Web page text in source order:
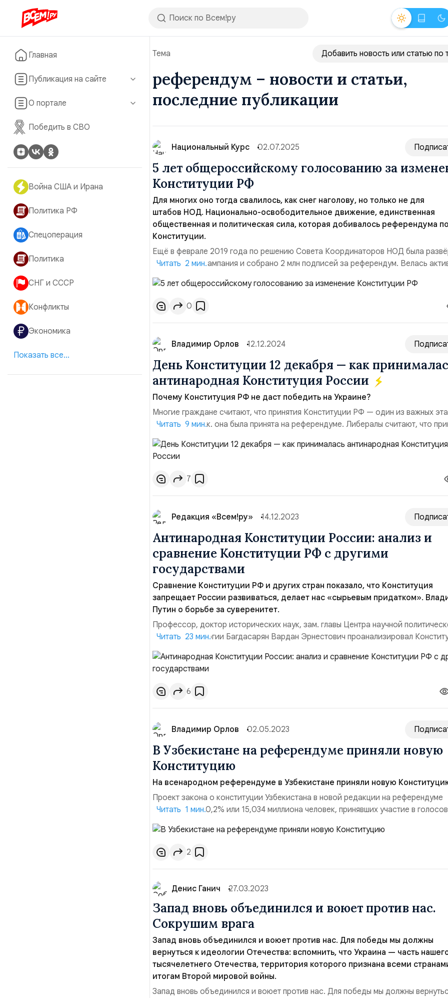
Главная
Публикация на сайте
О портале
Победить в СВО
Война США и Ирана
Политика РФ
Спецоперация
Политика
СНГ и СССР
Конфликты
Экономика
Показать все...
Тема Добавить новость или статью по
референдум – новости и статьи,
последние публикации
Национальный Курс 02.07.2025
5 лет общероссийскому голосованию за
Конституции РФ
Для многих оно тогда свалилось, как снег наголову, но только не для
штабов НОД. Национально-освободительное движение, единственная
общественная и политическая сила, которая добивалось референдума по
Конституции.
Ещё в феврале 2019 года по решению Совета Координаторов НОД была
федеральная кампания и собрано 2 млн подписей за референдум. Велась
пикетная деятельность, была развёрнута борьба в информационном
пространстве.После объявления Владимиром Путиным референдума 15 января
года (на котором президентом было объявлено о необходимости уст...
Читать 2 мин.
0
Владимир Орлов 12.12.2024
День Конституции 12 декабря — как
антинародная Конституция России
Почему Конституция РФ не даст победить на Украине?
Многие граждане считают, что принятия Конституции РФ — один из важных
истории РФ, т.к. она была принята на референдуме. Либералы считают, что
Конституции РФ это огромный вклад построение демократической России.
стороны либо недостаточно разобрались в вопросе или намеренно скрывают
некоторые факты по поводу нашей Конституции. В...
Читать 9 мин.
7
Редакция «Всем!ру» 14.12.2023
Антинародная Конституции России: анализ и
сравнение Конституции РФ с другими
государствами
Сравнение Конституции РФ и других стран показало, что Конституция
запрещает России развиваться, делает нас «сырьевым придатком».
Путин о борьбе за суверенитет.
Профессор, доктор исторических наук, зам. главы Центра научной
мысли и идеологии Багдасарян Вардан Эрнестович проанализировал
России 1993 года. Доклад сделан на научно-экспертной сессии «Либеральная
конституция России 1993 года: проблема смены», прошедшей 6 декабря 2013
года.Поправки в Конституцию, сделанные в 2020 го...
Читать 23 мин.
6
Владимир Орлов 02.05.2023
В Узбекистане на референдуме приняли новую
Конституцию
На всенародном референдуме в Узбекистане приняли новую
Проект закона о конституции Узбекистана в новой редакции на референдуме
поддержали 90,2% или 15,034 миллиона человек, принявших участие в
сообщил в понедельник председатель Центральной избирательной комиссии
республики Зайниддин Низамходжаев. Конституционный референдум в
состоялся 30 апреля. Центризбирком ранее сообща...
Читать 1 мин.
2
Денис Ганич 27.03.2023
Запад вновь объединился и воюет против нас.
Сокрушим врага
Запад вновь объединился и воюет против нас. Для победы мы должны
вернуться к идеологии Отечества: вспомнить, что Украина — часть
тысячелетнего Отечества, территория которого признана всеми
итогам Второй мировой войны.
Запад вновь объединился и воюет против нас. Для победы мы должны